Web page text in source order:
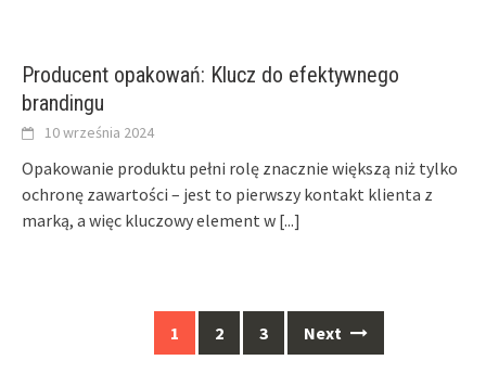
Producent opakowań: Klucz do efektywnego
brandingu
10 września 2024
Opakowanie produktu pełni rolę znacznie większą niż tylko
ochronę zawartości – jest to pierwszy kontakt klienta z
marką, a więc kluczowy element w [...]
1 2 3 Next